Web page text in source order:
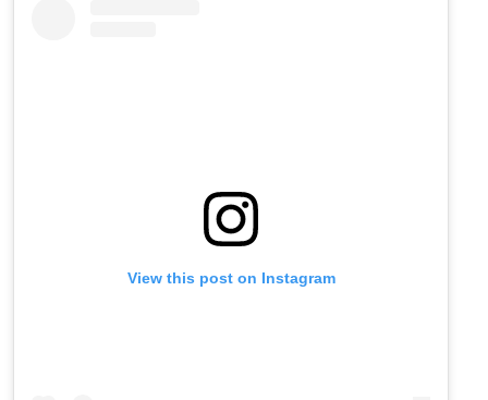
View this post on Instagram